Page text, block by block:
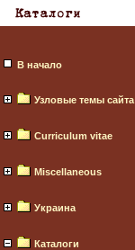
В начало
Узловые темы сайта
Curriculum vitae
Miscellaneous
Украина
Каталоги